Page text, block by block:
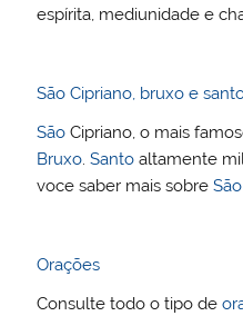
espírita, mediunidade e
São Cipriano, bruxo e
São Cipriano, o mais
Bruxo.Santo altamente
voce saber mais sobreSão
Orações
Consulte todo o tipo de